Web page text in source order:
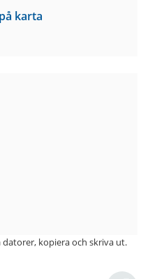
karta
kopiera och skriva ut.